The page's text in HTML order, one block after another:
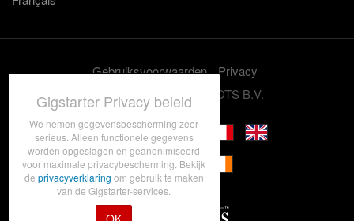
Gebruiksvoorwaarden
Privacy
© 2012-2026 GRASSROOTS B.V.
Gigstarter Privacy beleid
We nemen gegevensbescherming zeer
serieus. Alleen functionele gegevens
worden opgeslagen en geanonimiseerd
voor maximale privacybescherming. Bekijk
de privacyverklaring om gebruik te maken
van de Gigstarter-services.